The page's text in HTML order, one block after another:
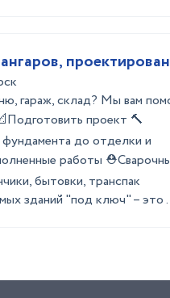
гараж, склад? Мы вам
проект 🔨
до отделки и
работы
бытовки, транспак
зданий "под ключ" – это